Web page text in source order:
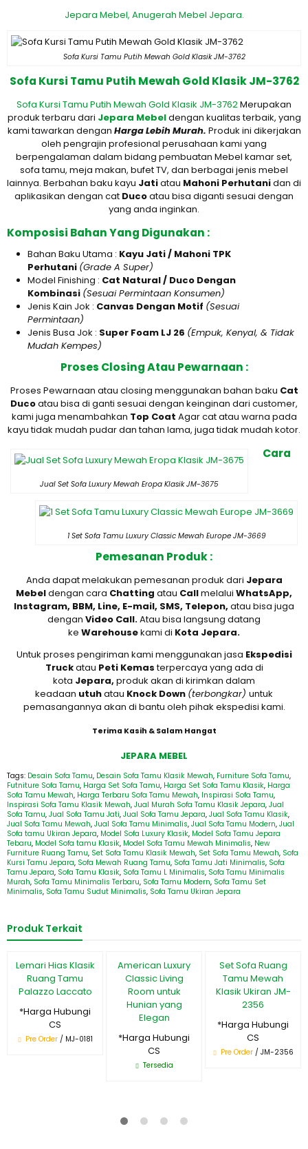
Jepara Mebel, Anugerah Mebel Jepara.
Sofa Kursi Tamu Putih Mewah Gold Klasik JM-3762
Sofa Kursi Tamu Putih Mewah Gold Klasik JM-3762
Sofa Kursi Tamu Putih Mewah Gold Klasik JM-3762Merupakan
produk terbaru dari Jepara Mebeldengan kualitas terbaik, yang
kami tawarkan dengan Harga Lebih Murah. Produk ini dikerjakan
oleh pengrajin profesional perusahaan kami yang
berpengalaman dalam bidang pembuatan Mebel kamar set,
sofa tamu, meja makan, bufet TV, dan berbagai jenis mebel
lainnya. Berbahan baku kayu Jatiatau Mahoni Perhutanidan di
aplikasikan dengan cat Ducoatau bisa diganti sesuai dengan
yang anda inginkan.
Komposisi Bahan Yang Digunakan :
Bahan Baku Utama : Kayu Jati / Mahoni TPK
Perhutani (Grade A Super)
Model Finishing : Cat Natural / Duco Dengan
Kombinasi (Sesuai Permintaan Konsumen)
Jenis Kain Jok : Canvas Dengan Motif (Sesuai
Permintaan)
Jenis Busa Jok : Super Foam LJ 26 (Empuk, Kenyal, & Tidak
Mudah Kempes)
Proses Closing Atau Pewarnaan :
Proses Pewarnaan atau closing menggunakan bahan baku Cat
Ducoatau bisa di ganti sesuai dengan keinginan dari customer,
kami juga menambahkan Top Coat Agar cat atau warna pada
kayu tidak mudah pudar dan tahan lama, juga tidak mudah kotor.
Jual Set Sofa Luxury Mewah Eropa Klasik JM-3675
1 Set Sofa Tamu Luxury Classic Mewah Europe JM-3669
Cara
Pemesanan Produk :
Anda dapat melakukan pemesanan produk dari Jepara
Mebeldengan cara Chatting atau Callmelalui WhatsApp,
Instagram, BBM, Line, E-mail, SMS, Telepon, atau bisa juga
dengan Video Call.Atau bisa langsung datang
ke Warehousekami di Kota Jepara.
Untuk proses pengiriman kami menggunakan jasa Ekspedisi
Truckatau Peti Kemasterpercaya yang ada di
kota Jepara, produk akan di kirimkan dalam
keadaan utuhatau Knock Down (terbongkar) untuk
pemasangannya akan di bantu oleh pihak ekspedisi kami.
Terima Kasih & Salam Hangat
JEPARA MEBEL
Tags: Desain Sofa Tamu, Desain Sofa Tamu Klasik Mewah, Furniture Sofa Tamu,
Futniture Sofa Tamu, Harga Set Sofa Tamu, Harga Set Sofa Tamu Klasik, Harga
Sofa Tamu Mewah, Harga Terbaru Sofa Tamu Mewah, Inspirasi Sofa Tamu,
Inspirasi Sofa Tamu Klasik Mewah, Jual Murah Sofa Tamu Klasik Jepara, Jual
Sofa Tamu, Jual Sofa Tamu Jati, Jual Sofa Tamu Jepara, Jual Sofa Tamu Klasik,
Jual Sofa Tamu Mewah, Jual Sofa Tamu Minimalis, Jual Sofa Tamu Modern, Jual
Sofa tamu Ukiran Jepara, Model Sofa Luxury Klasik, Model Sofa Tamu Jepara
Tebaru, Model Sofa tamu Klasik, Model Sofa Tamu Mewah Minimalis, New
Furniture Ruang Tamu, Set Sofa Tamu Klasik Mewah, Set Sofa Tamu Mewah, Sofa
Kursi Tamu Jepara, Sofa Mewah Ruang Tamu, Sofa Tamu Jati Minimalis, Sofa
Tamu Jepara, Sofa Tamu Klasik, Sofa Tamu L Minimalis, Sofa Tamu Minimalis
Murah, Sofa Tamu Minimalis Terbaru, Sofa Tamu Modern, Sofa Tamu Set
Minimalis, Sofa Tamu Sudut Minimalis, Sofa Tamu Ukiran Jepara
Produk Terkait
Lemari Hias Klasik
Ruang Tamu
Palazzo Laccato
*Harga Hubungi
CS
Pre Order/ MJ-0181
American Luxury
Classic Living
Room untuk
Hunian yang
Elegan
*Harga Hubungi
CS
Tersedia
Set Sofa Ruang
Tamu Mewah
Klasik Ukiran JM-
2356
*Harga Hubungi
CS
Pre Order/ JM-2356